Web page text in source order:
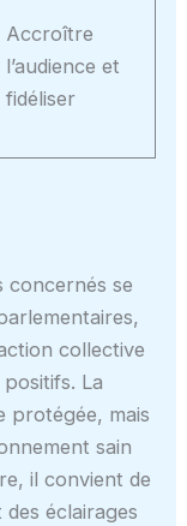
Accroître
l’audience et
fidéliser
concernés se
collective
La
protégée, mais
sain
il convient de
éclairages